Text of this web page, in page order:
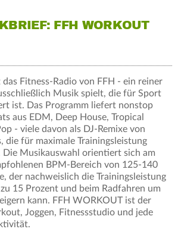
FFH WORKOUT
das Fitness-Radio von FFH - ein reiner
Musik spielt, die für Sport
ist. Das Programm liefert nonstop
aus EDM, Deep House, Tropical
- viele davon als DJ-Remixe von
die für maximale Trainingsleistung
Musikauswahl orientiert sich am
BPM-Bereich von 125-140
der nachweislich die Trainingsleistung
15 Prozent und beim Radfahren um
kann. FFH WORKOUT ist der
Joggen, Fitnessstudio und jede